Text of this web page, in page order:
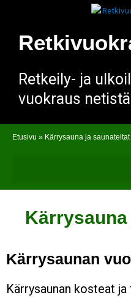
Retkeily- ja
vuokraus netistä
Etusivu » Kärrysauna ja saunateltat
Kärrysaunan
Kärrysaunan kosteat